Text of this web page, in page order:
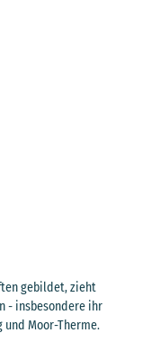
gebildet, zieht
- insbesondere ihr
Moor-Therme.